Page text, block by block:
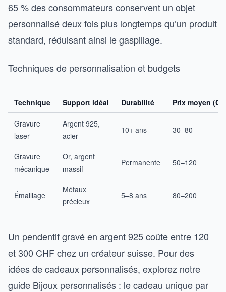
65 % des consommateurs conservent un objet
personnalisé deux fois plus longtemps qu’un produit
standard, réduisant ainsi le gaspillage.
Techniques de personnalisation et budgets
Technique Support idéal Durabilité Prix moyen
Gravure
laser
Argent 925,
acier
10+ ans 30–80
Gravure
mécanique
Or, argent
massif
Permanente 50–120
Émaillage
Métaux
précieux
5–8 ans 80–200
Un pendentif gravé en argent 925 coûte entre 120
et 300 CHF chez un créateur suisse. Pour des
idées de cadeaux personnalisés, explorez notre
guide Bijoux personnalisés : le cadeau unique par